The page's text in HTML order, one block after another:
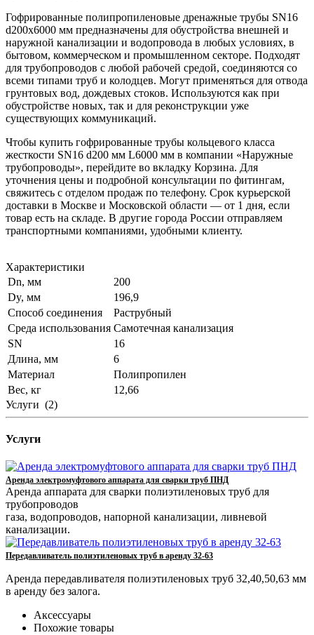
Гофрированные полипропиленовые дренажные трубы SN16
d200х6000 мм предназначены для обустройства внешней и
наружной канализации и водопровода в любых условиях, в
бытовом, коммерческом и промышленном секторе. Подходят
для трубопроводов с любой рабочей средой, соединяются со
всеми типами труб и колодцев. Могут применяться для отвода
грунтовых вод, дождевых стоков. Используются как при
обустройстве новых, так и для реконструкции уже
существующих коммуникаций.
Чтобы купить гофрированные трубы кольцевого класса
жесткости SN16 d200 мм L6000 мм в компании «Наружные
трубопроводы», перейдите во вкладку Корзина. Для
уточнения цены и подробной консультации по фитингам,
свяжитесь с отделом продаж по телефону. Срок курьерской
доставки в Москве и Московской области — от 1 дня, если
товар есть на складе. В другие города России отправляем
транспортными компаниями, удобными клиенту.
Характеристики
Dn, мм
200
Dy, мм
196,9
Способ соединения
Раструбный
Среда использования Самотечная канализация
SN
16
Длина, мм
6
Материал
Полипропилен
Вес, кг
12,66
Услуги (2)
Услуги
Аренда электромуфтового аппарата для сварки труб ПНД
Аренда аппарата для сварки полиэтиленовых труб для
трубопроводов
газа, водопроводов, напорной канализации, ливневой
канализации.
Передавливатель полиэтиленовых труб в аренду 32-63
Аренда передавливателя полиэтиленовых труб 32,40,50,63 мм
в аренду без залога.
Аксессуары
Похожие товары